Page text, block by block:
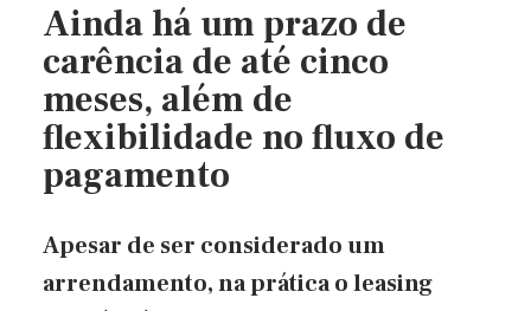
Ainda há um prazo de
carência de até cinco
meses, além de
flexibilidade no fluxo de
pagamento
Apesar de ser considerado um
arrendamento, na prática o leasing